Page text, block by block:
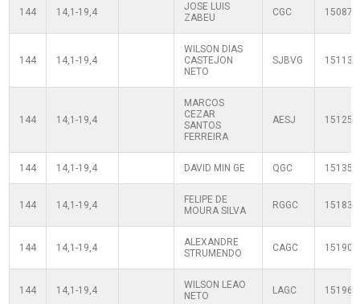
144 14,1-19,4
JOSE LUIS
ZABEU
CGC
144 14,1-19,4
WILSON DIAS
CASTEJON
NETO
SJBVG
144 14,1-19,4
MARCOS
CEZAR
SANTOS
FERREIRA
AESJ
144 14,1-19,4 DAVID MIN GE QGC
144 14,1-19,4
FELIPE DE
MOURA SILVA
RGGC
144 14,1-19,4
ALEXANDRE
STRUMENDO
CAGC
144 14,1-19,4
WILSON LEAO
NETO
LAGC